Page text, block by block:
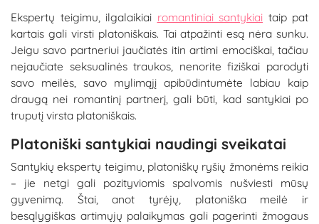
Ekspertų teigimu, ilgalaikiai romantiniai santykiai taip pat
kartais gali virsti platoniškais. Tai atpažinti esą nėra sunku.
Jeigu savo partneriui jaučiatės itin artimi emociškai, tačiau
nejaučiate seksualinės traukos, nenorite fiziškai parodyti
savo meilės, savo mylimąjį apibūdintumėte labiau kaip
draugą nei romantinį partnerį, gali būti, kad santykiai po
truputį virsta platoniškais.
Platoniški santykiai naudingi sveikatai
Santykių ekspertų teigimu, platoniškų ryšių žmonėms reikia
– jie netgi gali pozityviomis spalvomis nušviesti mūsų
gyvenimą. Štai, anot tyrėjų, platoniška meilė ir
besąlygiškas artimųjų palaikymas gali pagerinti žmogaus